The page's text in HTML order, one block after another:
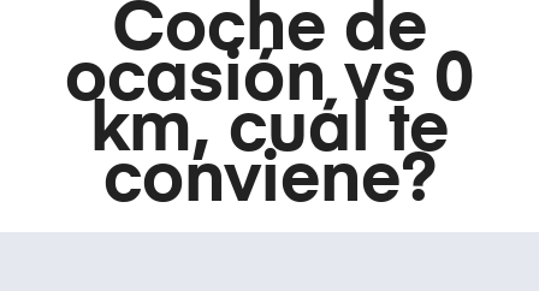
Coche de
ocasión vs 0
km, cuál te
conviene?